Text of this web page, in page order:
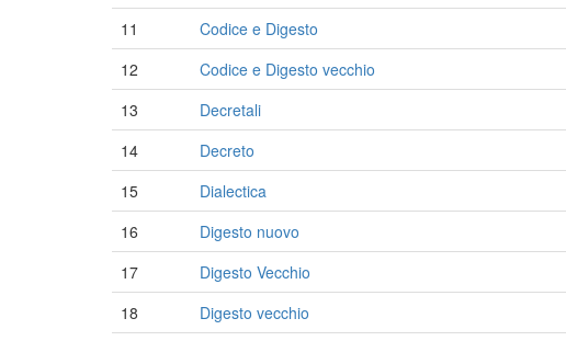
11
Codice e Digesto
12
Codice e Digesto vecchio
13
Decretali
14
Decreto
15
Dialectica
16
Digesto nuovo
17
Digesto Vecchio
18
Digesto vecchio